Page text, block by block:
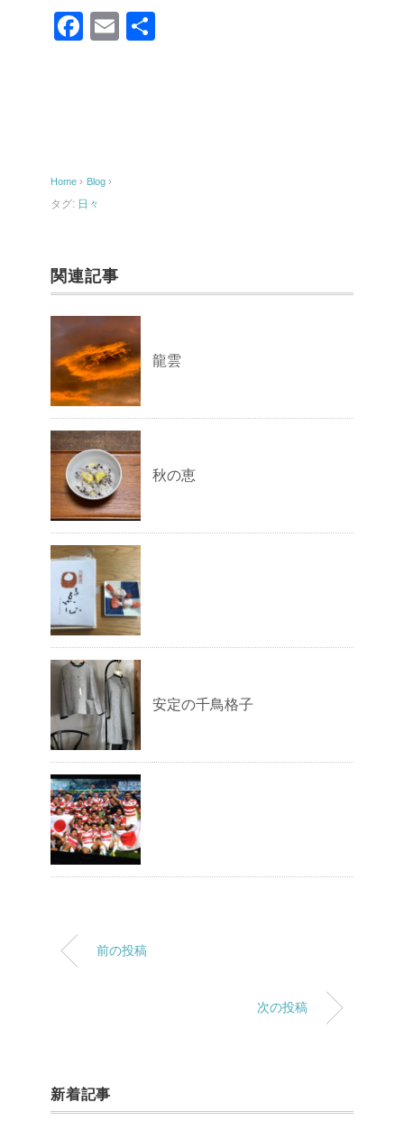
F
o
o
E
Home › Blog ›
タグ: 日々
関連記事
龍雲
秋の恵
安定の千鳥格子
前の投稿
次の投稿
新着記事